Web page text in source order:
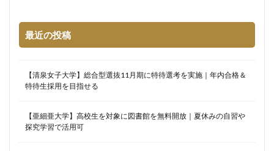
最近の投稿
【清泉女子大学】総合型選抜11月期に特待選考を実施｜年内合格＆
特待生採用を目指せる
【亜細亜大学】高校生を対象に図書館を無料開放｜夏休みの自習や
探究学習で活用可